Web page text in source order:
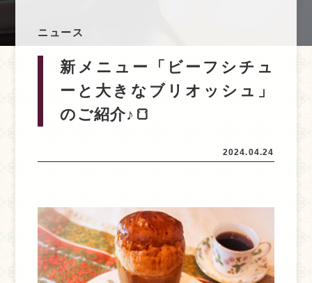
ニュース
新メニュー「ビーフシチュ
ーと大きなブリオッシュ」
のご紹介♪🍞
2024.04.24